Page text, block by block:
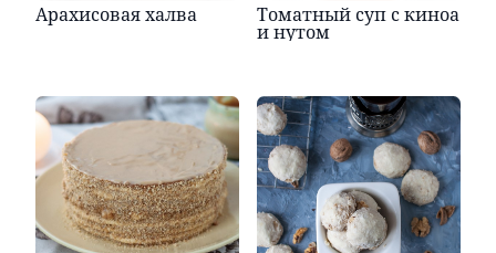
Арахисовая халва Томатный суп с киноа
и нутом